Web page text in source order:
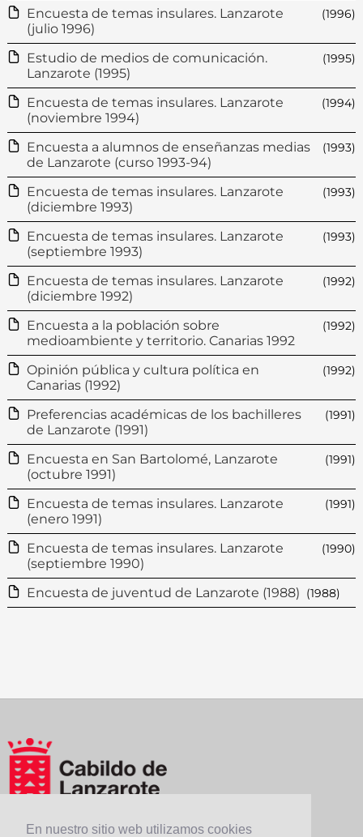
En nuestro sitio web utilizamos cookies
Encuesta de temas insulares. Lanzarote
(julio 1996)
(1996)
Estudio de medios de comunicación.
Lanzarote (1995)
(1995)
Encuesta de temas insulares. Lanzarote
(noviembre 1994)
(1994)
Encuesta a alumnos de enseñanzas medias
de Lanzarote (curso 1993-94)
(1993)
Encuesta de temas insulares. Lanzarote
(diciembre 1993)
(1993)
Encuesta de temas insulares. Lanzarote
(septiembre 1993)
(1993)
Encuesta de temas insulares. Lanzarote
(diciembre 1992)
(1992)
Encuesta a la población sobre
medioambiente y territorio. Canarias 1992
(1992)
Opinión pública y cultura política en
Canarias (1992)
(1992)
Preferencias académicas de los bachilleres
de Lanzarote (1991)
(1991)
Encuesta en San Bartolomé, Lanzarote
(octubre 1991)
(1991)
Encuesta de temas insulares. Lanzarote
(enero 1991)
(1991)
Encuesta de temas insulares. Lanzarote
(septiembre 1990)
(1990)
Encuesta de juventud de Lanzarote (1988) (1988)